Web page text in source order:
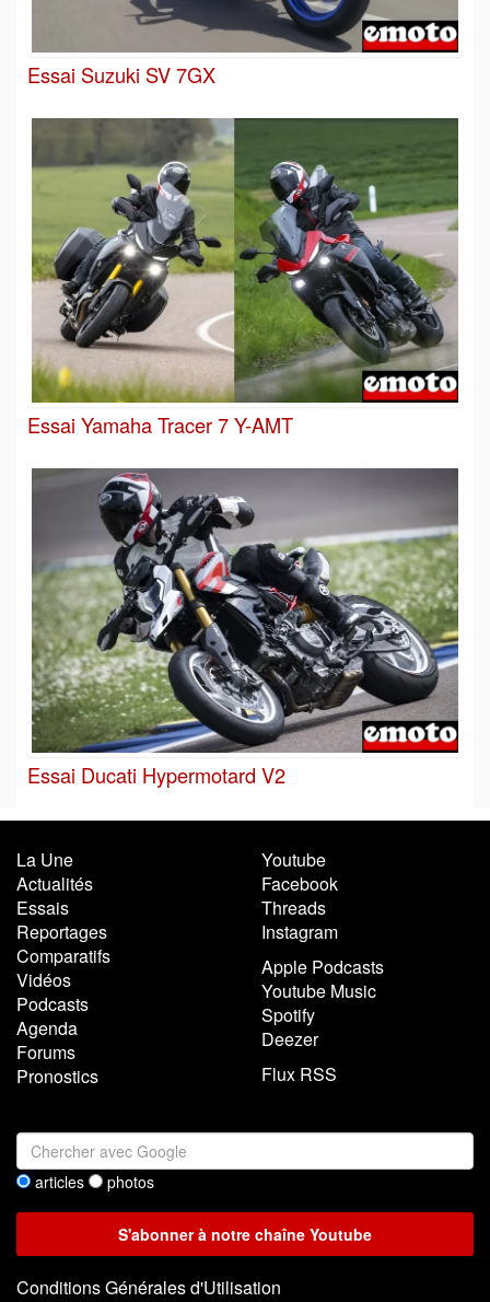
Essai Suzuki SV 7GX
Essai Yamaha Tracer 7 Y-AMT
Essai Ducati Hypermotard V2
La Une
Actualités
Essais
Reportages
Comparatifs
Vidéos
Podcasts
Agenda
Forums
Pronostics
Youtube
Facebook
Threads
Instagram
Apple Podcasts
Youtube Music
Spotify
Deezer
Flux RSS
articles photos
Conditions Générales d'Utilisation